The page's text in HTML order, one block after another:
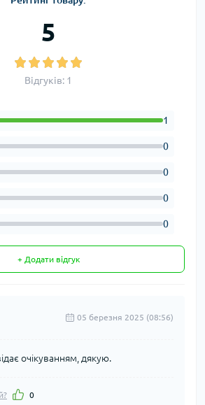
5
Відгуків: 1
1
0
0
0
0
+ Додати відгук
05 березня 2025 (08:56)
очікуванням, дякую.
0